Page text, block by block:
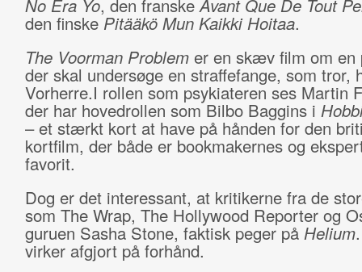
No Era Yo, den franskeAvant Que De Tout
den finske Pitääkö Mun Kaikki Hoitaa.
The Voorman Problem er en skæv film om en
der skal undersøge en straffefange, som tror,
Vorherre.I rollen som psykiateren ses Martin
der har hovedrollen som Bilbo Baggins i
– et stærkt kort at have på hånden for den
kortfilm, der både er bookmakernes og
favorit.
Dog er det interessant, at kritikerne fra de
som The Wrap, The Hollywood Reporter og
guruen Sasha Stone, faktisk peger på Helium
virker afgjort på forhånd.